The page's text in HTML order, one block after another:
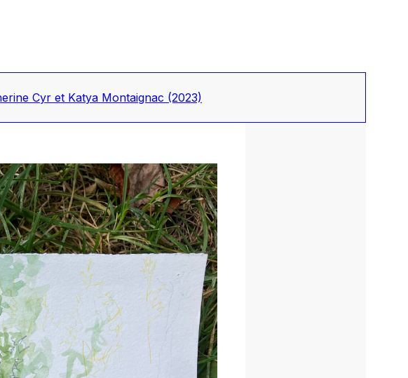
Cyr et Katya Montaignac (2023)